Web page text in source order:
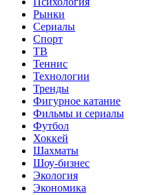
Рынки
Сериалы
Спорт
ТВ
Теннис
Технологии
Тренды
Фигурное катание
Фильмы и сериалы
Футбол
Хоккей
Шахматы
Шоу-бизнес
Экология
Экономика